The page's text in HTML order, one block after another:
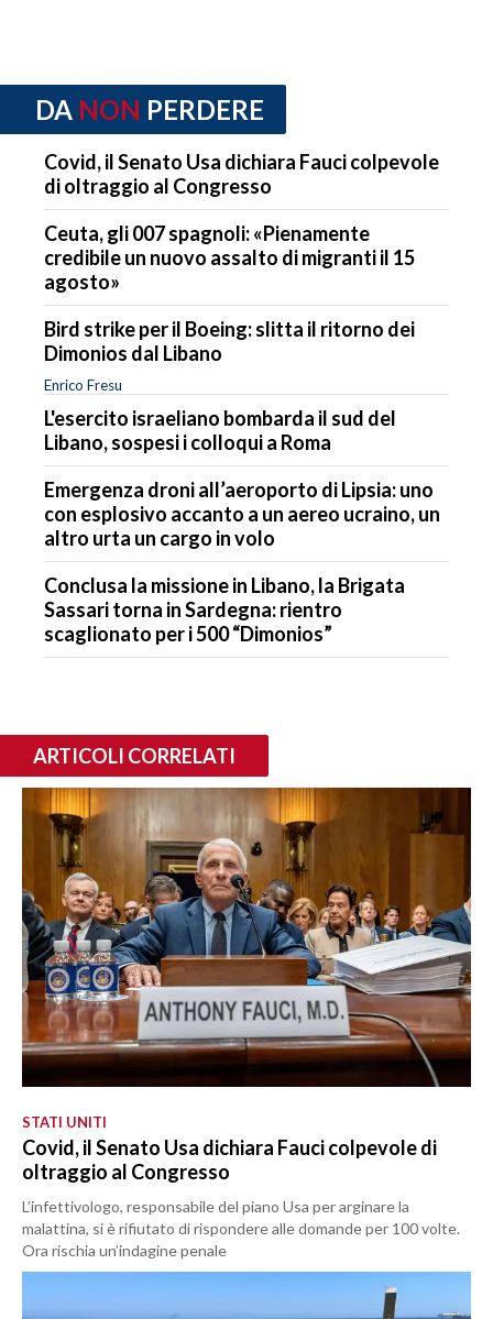
DA NON PERDERE
Covid, il Senato Usa dichiara Fauci colpevole
di oltraggio al Congresso
Ceuta, gli 007 spagnoli: «Pienamente
credibile un nuovo assalto di migranti il 15
agosto»
Bird strike per il Boeing: slitta il ritorno dei
Dimonios dal Libano
Enrico Fresu
L'esercito israeliano bombarda il sud del
Libano, sospesi i colloqui a Roma
Emergenza droni all’aeroporto di Lipsia: uno
con esplosivo accanto a un aereo ucraino, un
altro urta un cargo in volo
Conclusa la missione in Libano, la Brigata
Sassari torna in Sardegna: rientro
scaglionato per i 500 “Dimonios”
ARTICOLI CORRELATI
STATI UNITI
Covid, il Senato Usa dichiara Fauci colpevole di
oltraggio al Congresso
L’infettivologo, responsabile del piano Usa per arginare la
malattina, si è rifiutato di rispondere alle domande per 100 volte.
Ora rischia un’indagine penale